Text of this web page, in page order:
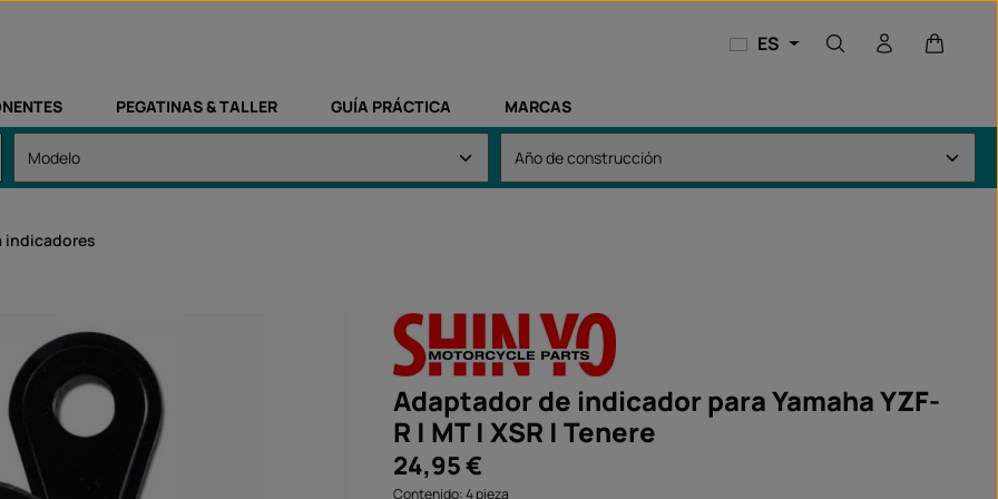
ES El
PEGATINAS & TALLER GUÍA PRÁCTICA MARCAS
indicadores
Adaptador de indicador para Yamaha YZF-
R | MT | XSR | Tenere
Precio normal:
24,95 €
Contenido:4 pieza